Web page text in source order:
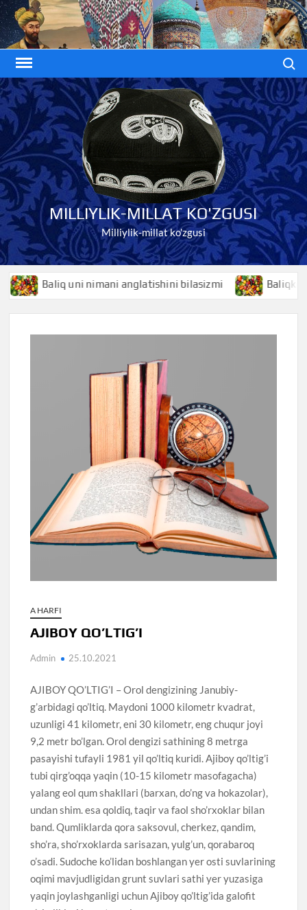
Skip
to
content
MILLIYLIK-MILLAT KO'ZGUSI
Milliylik-millat ko'zgusi
Baliq uni nimani anglatishini bilasizmi Baliqko’z
A HARFI
AJIBOY QO’LTIG’I
Admin 25.10.2021
AJIBOY QO’LTIG’I – Orol dengizining Janubiy-
g’arbidagi qo’ltiq. Maydoni 1000 kilometr kvadrat,
uzunligi 41 kilometr, eni 30 kilometr, eng chuqur joyi
9,2 metr bo’lgan. Orol dengizi sathining 8 metrga
pasayishi tufayli 1981 yil qo’ltiq kuridi. Ajiboy qo’ltig’i
tubi qirg’oqqa yaqin (10-15 kilometr masofagacha)
yalang eol qum shakllari (barxan, do’ng va hokazolar),
undan shim. esa qoldiq, taqir va faol sho’rxoklar bilan
band. Qumliklarda qora saksovul, cherkez, qandim,
sho’ra, sho’rxoklarda sarisazan, yulg’un, qorabaroq
o’sadi. Sudoche ko’lidan boshlangan yer osti suvlarining
oqimi mavjudligidan grunt suvlari sathi yer yuzasiga
yaqin joylashganligi uchun Ajiboy qo’ltig’ida galofit